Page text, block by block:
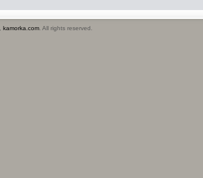
kamorka.com. All rights reserved.